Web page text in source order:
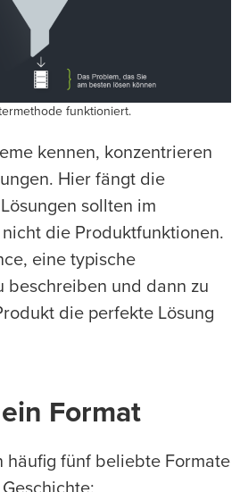
funktioniert.
kennen, konzentrieren
Hier fängt die
sollten im
die Produktfunktionen.
eine typische
beschreiben und dann zu
die perfekte Lösung
Format
häufig fünf beliebte Formate